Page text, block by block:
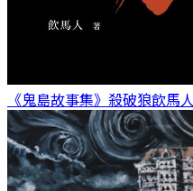
《鬼島故事集》殺破狼飲馬人